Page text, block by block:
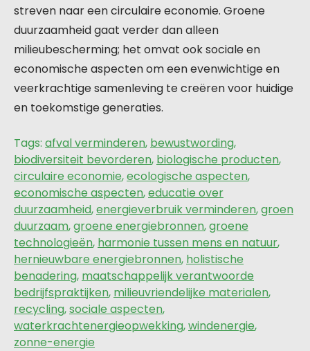
streven naar een circulaire economie. Groene
duurzaamheid gaat verder dan alleen
milieubescherming; het omvat ook sociale en
economische aspecten om een evenwichtige en
veerkrachtige samenleving te creëren voor huidige
en toekomstige generaties.
Tags: afval verminderen, bewustwording,
biodiversiteit bevorderen, biologische producten,
circulaire economie,ecologische aspecten,
economische aspecten,educatie over
duurzaamheid,energieverbruik verminderen,groen
duurzaam,groene energiebronnen,groene
technologieën, harmonie tussen mens en natuur,
hernieuwbare energiebronnen, holistische
benadering, maatschappelijk verantwoorde
bedrijfspraktijken, milieuvriendelijke materialen,
recycling,sociale aspecten,
waterkrachtenergieopwekking,windenergie,
zonne-energie